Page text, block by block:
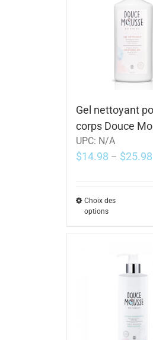
Gel nettoyant
corps Douce
UPC: N/A
$14.98 – $25.98
Choix des
options